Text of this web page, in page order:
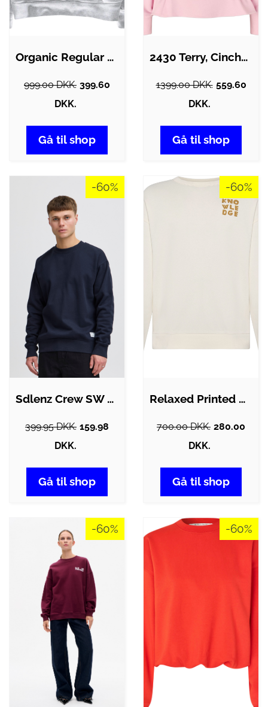
Organic Regular sweatshirt - Heather…
999.00 DKK. 399.60
DKK.
Gå til shop
2430 Terry, Cinched Waist Sweatshirt
1399.00 DKK. 559.60
DKK.
Gå til shop
-60%
Sdlenz Crew SW Sweatshirt21104222
399.95 DKK. 159.98
DKK.
Gå til shop
-60%
Relaxed Printed Crew Neck
700.00 DKK. 280.00
DKK.
Gå til shop
-60% -60%